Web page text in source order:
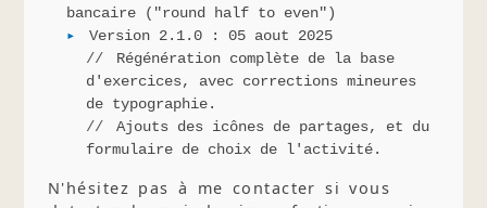
bancaire ("round half to even")
Version 2.1.0 : 05 aout 2025
Régénération complète de la base
d'exercices, avec corrections mineures
de typographie.
Ajouts des icônes de partages, et du
formulaire de choix de l'activité.
N'hésitez pas à me contacter si vous